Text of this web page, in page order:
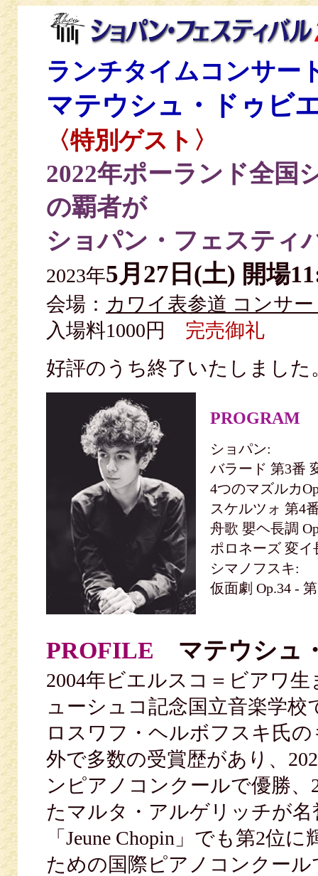
ランチタイムコンサー
マテウシュ・ドゥビ
〈特別ゲスト〉
2022年ポーランド全国
の覇者が
ショパン・フェスティ
2023年5月27日(土) 開場
会場： カワイ表参道 コンサ
入場料1000円 完売御礼
好評のうち終了いたしまし
PROGRAM
ショパン:
バラード 第3番
4つのマズルカ
スケルツォ 第4
舟歌 嬰ヘ長調
ポロネーズ 変イ
シマノフスキ:
仮面劇 Op.34 -
PROFILE マテウシュ
2004年ビエルスコ＝ビアワ
ューシュコ記念国立音楽学
ロスワフ・ヘルボフスキ氏
外で多数の受賞歴があり、
ンピアノコンクールで優勝
たマルタ・アルゲリッチが
「Jeune Chopin」でも第2位
ための国際ピアノコンクー